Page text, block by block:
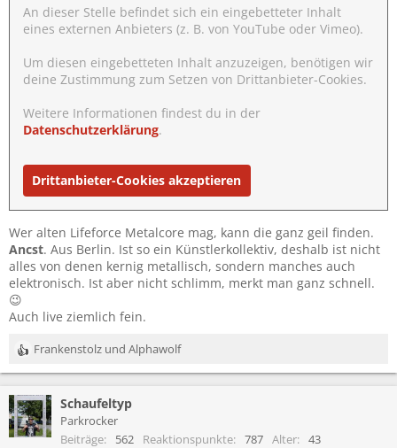
An dieser Stelle befindet sich ein eingebetteter Inhalt
eines externen Anbieters (z. B. von YouTube oder Vimeo).
Um diesen eingebetteten Inhalt anzuzeigen, benötigen wir
deine Zustimmung zum Setzen von Drittanbieter-Cookies.
Weitere Informationen findest du in der
Datenschutzerklärung.
Drittanbieter-Cookies akzeptieren
Wer alten Lifeforce Metalcore mag, kann die ganz geil finden.
Ancst. Aus Berlin. Ist so ein Künstlerkollektiv, deshalb ist nicht
alles von denen kernig metallisch, sondern manches auch
elektronisch. Ist aber nicht schlimm, merkt man ganz schnell.
😉
Auch live ziemlich fein.
R
e
k
t
i
Frankenstolz und Alphawolf
Schaufeltyp
Parkrocker
Beiträge
562 Reaktionspunkte 787 Alter 43